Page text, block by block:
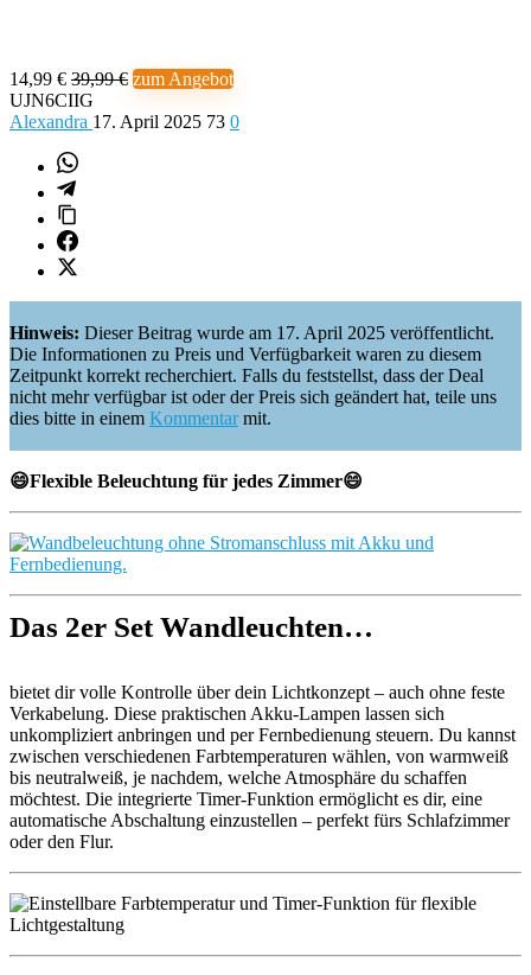
14,99 € 39,99 € zum Angebot
UJN6CIIG
Alexandra 17. April 2025 73 0
Hinweis: Dieser Beitrag wurde am 17. April 2025 veröffentlicht.
Die Informationen zu Preis und Verfügbarkeit waren zu diesem
Zeitpunkt korrekt recherchiert. Falls du feststellst, dass der Deal
nicht mehr verfügbar ist oder der Preis sich geändert hat, teile uns
dies bitte in einem Kommentarmit.
😄Flexible Beleuchtung für jedes Zimmer😄
Das 2er Set Wandleuchten…
bietet dir volle Kontrolle über dein Lichtkonzept – auch ohne feste
Verkabelung. Diese praktischen Akku-Lampen lassen sich
unkompliziert anbringen und per Fernbedienung steuern. Du kannst
zwischen verschiedenen Farbtemperaturen wählen, von warmweiß
bis neutralweiß, je nachdem, welche Atmosphäre du schaffen
möchtest. Die integrierte Timer-Funktion ermöglicht es dir, eine
automatische Abschaltung einzustellen – perfekt fürs Schlafzimmer
oder den Flur.